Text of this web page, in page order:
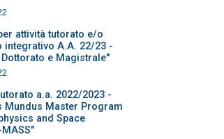
attività tutorato e/o
integrativo A.A. 22/23 -
e Magistrale"
a.a. 2022/2023 -
Mundus Master Program
and Space